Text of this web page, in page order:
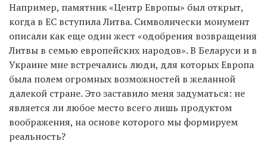
Например, памятник «Центр Европы» был открыт,
когда в ЕС вступила Литва. Символически монумент
описали как еще один жест «одобрения возвращения
Литвы в семью европейских народов». В Беларуси и в
Украине мне встречались люди, для которых Европа
была полем огромных возможностей в желанной
далекой стране. Это заставило меня задуматься: не
является ли любое место всего лишь продуктом
воображения, на основе которого мы формируем
реальность?